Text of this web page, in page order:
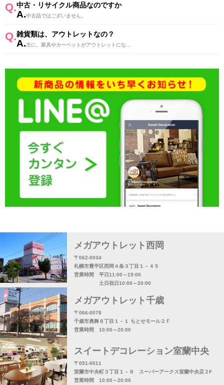
Q.中古・リサイクル商品なのですか
A.中古品ではございません。
Q.雑貨類は、アウトレットなの？
A.主に、家具やカーペットがアウトレットにな...
メガアウトレット西岡
〒062-0034
札幌市豊平区西岡４条３丁目１－４５
営業時間 平日11:00～19:00
土日祝日10:00～20:00
メガアウトレット千歳
〒066-0078
千歳市勇舞８丁目１－１ ちとせモール２Ｆ
営業時間 10:00～20:00
スイートデコレーション室蘭中央
〒051-0011
室蘭市中央町３丁目１－８ スーパーアークス室蘭中央店２F
営業時間 10:00～20:00